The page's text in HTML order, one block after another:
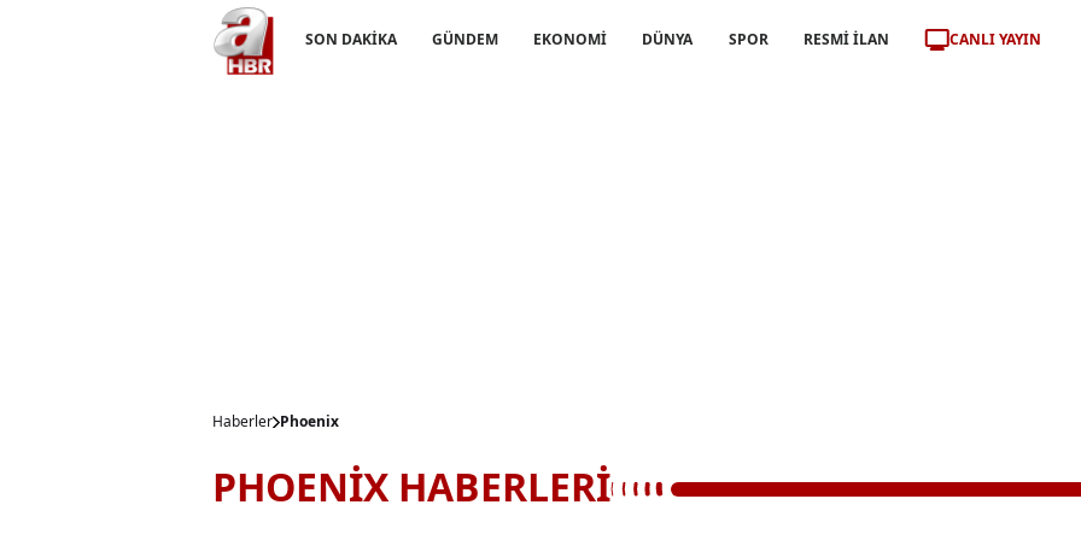
SON DAKİKA GÜNDEM EKONOMİ DÜNYA SPOR RESMİ İLAN CANLI YAYIN
Haberler Phoenix
PHOENİX HABERLERİ